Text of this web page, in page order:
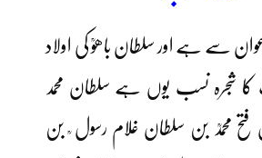
سے ہے اور سلطان باھوؒ کی اولاد
شجرہ نسب یوں ہے سلطان محمد
فتح محمدؒ بن سلطان غلام رسول ؒ بن